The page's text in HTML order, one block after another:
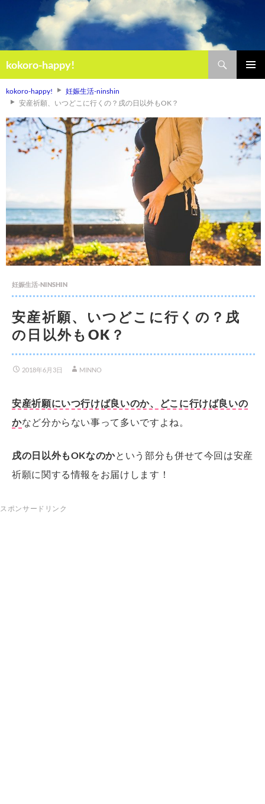
kokoro-happy!
索
ン
テ
ツ
へ
kokoro-happy!
妊娠生活-ninshin
安産祈願、いつどこに行くの？戌の日以外もOK？
妊娠生活-NINSHIN
安産祈願、いつどこに行くの？戌
の日以外もOK？
2018年6月3日 MINNO
安産祈願にいつ行けば良いのか、どこに行けば良いの
かなど分からない事って多いですよね。
戌の日以外もOKなのかという部分も併せて今回は安産
祈願に関する情報をお届けします！